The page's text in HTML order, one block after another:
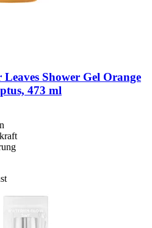
Leaves Shower Gel Orange
473 ml